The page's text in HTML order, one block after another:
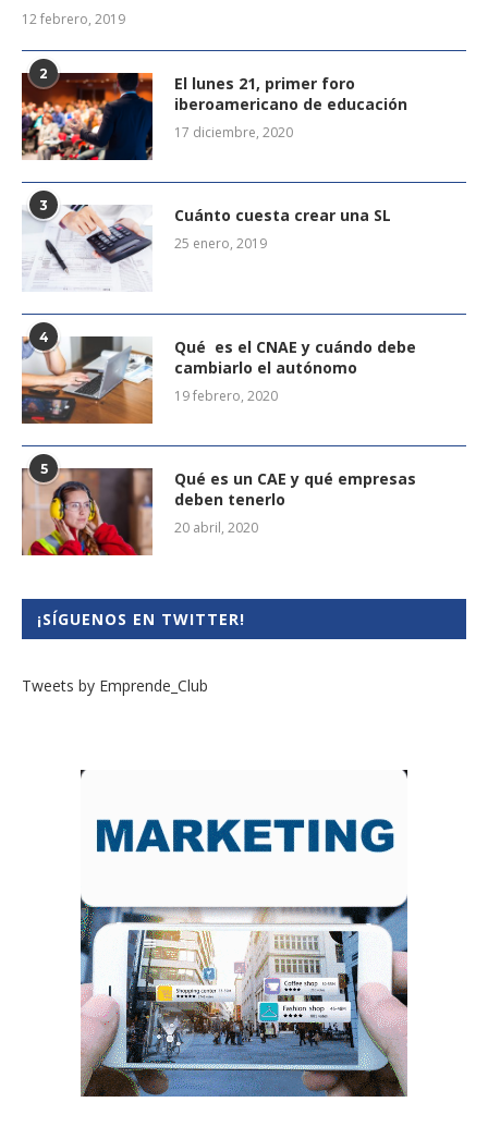
12 febrero, 2019
2
El lunes 21, primer foro
iberoamericano de educación
17 diciembre, 2020
3 Cuánto cuesta crear una SL
25 enero, 2019
4
Qué es el CNAE y cuándo debe
cambiarlo el autónomo
19 febrero, 2020
5
Qué es un CAE y qué empresas
deben tenerlo
20 abril, 2020
¡SÍGUENOS EN TWITTER!
Tweets by Emprende_Club